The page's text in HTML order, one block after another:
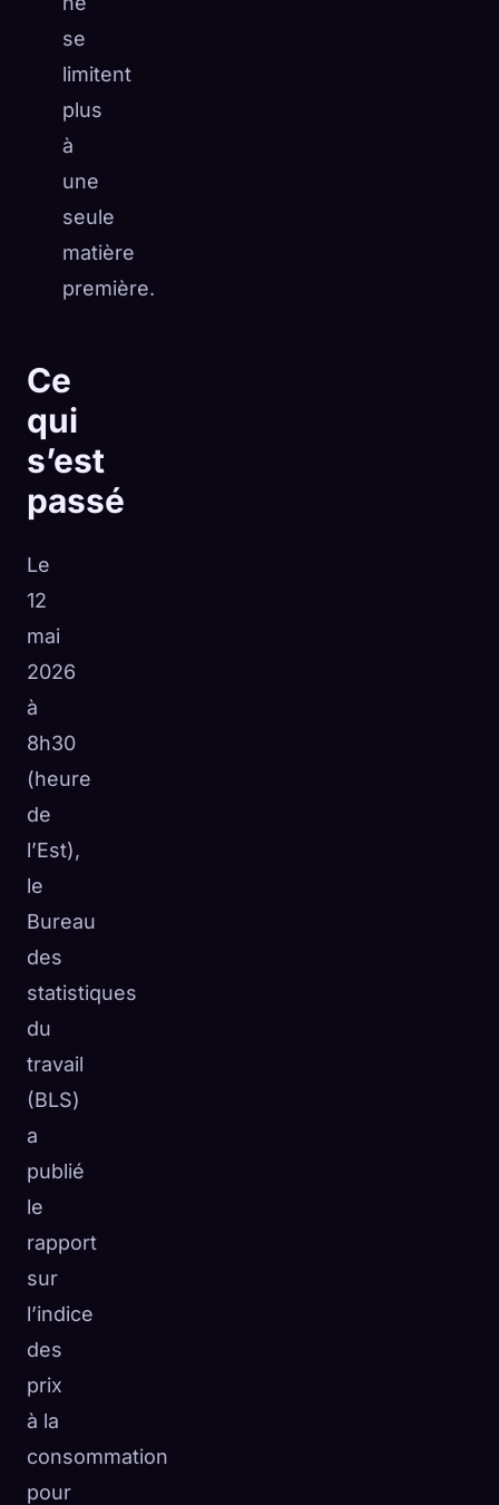
se
limitent
plus
à
une
seule
matière
première.
Ce
qui
s’est
passé
Le
12
mai
2026
à
8h30
(heure
de
l’Est),
le
Bureau
des
statistiques
du
travail
(BLS)
a
publié
le
rapport
sur
l’indice
des
prix
à la
consommation
pour